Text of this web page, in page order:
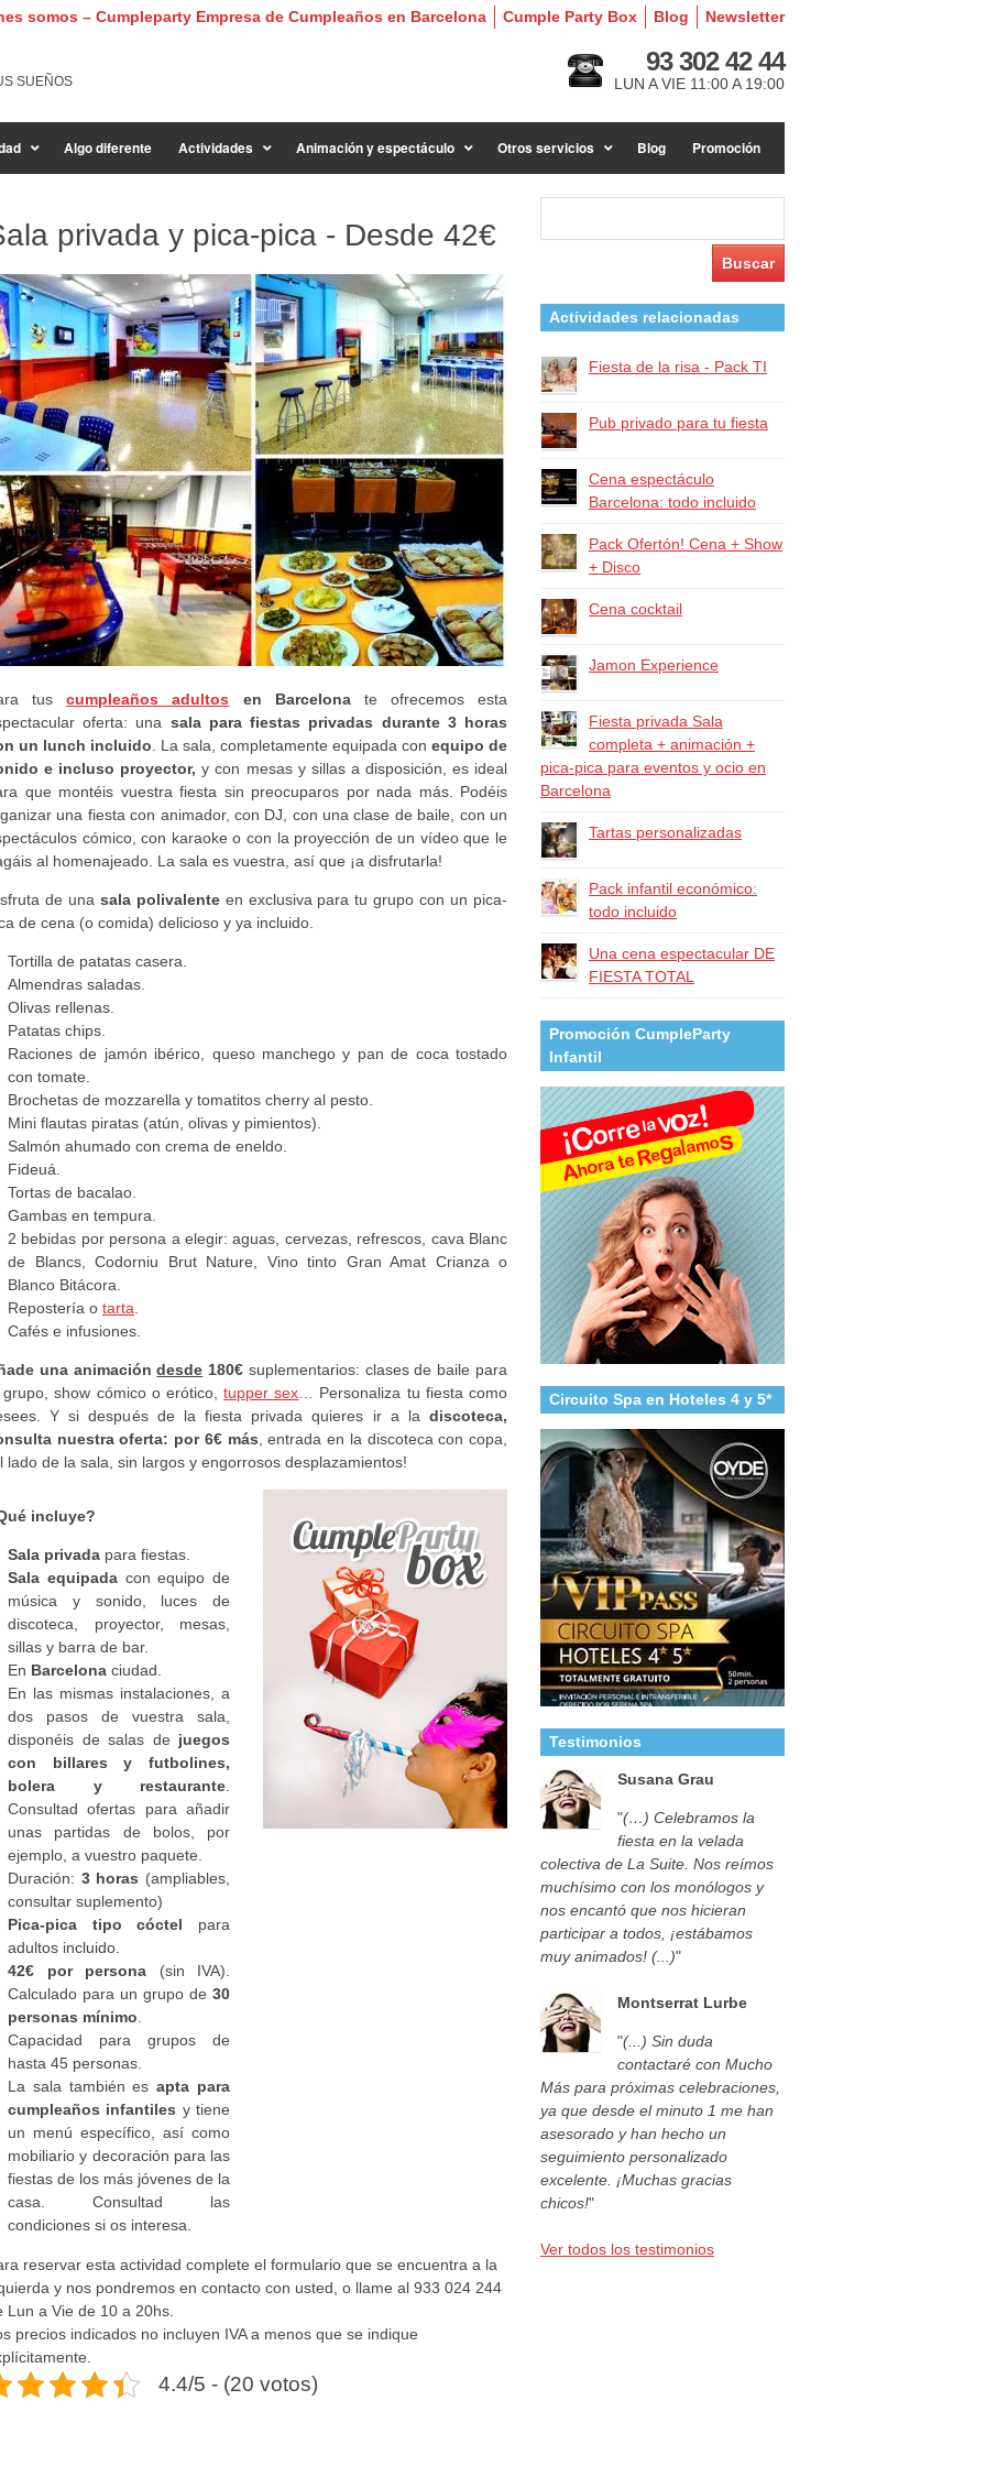
Newsletter
Blog
Cumple Party Box
somos – Cumpleparty Empresa de Cumpleaños en Barcelona
SUEÑOS
93 302 42 44
LUN A VIE 11:00 A 19:00
Algo diferente Actividades Animación y espectáculo Otros servicios Blog Promoción
privada y pica-pica - Desde 42€
tuscumpleaños adultos en Barcelonate ofrecemos esta
oferta: una sala para fiestas privadas durante 3 horas
un lunch incluido . La sala, completamente equipada con equipo de
e incluso proyector, y con mesas y sillas a disposición, es ideal
que montéis vuestra fiesta sin preocuparos por nada más. Podéis
una fiesta con animador, con DJ, con una clase de baile, con un
cómico, con karaoke o con la proyección de un vídeo que le
al homenajeado. La sala es vuestra, así que ¡a disfrutarla!
de una sala polivalenteen exclusiva para tu grupo con un pica-
de cena (o comida) delicioso y ya incluido.
Tortilla de patatas casera.
Almendras saladas.
Olivas rellenas.
Patatas chips.
Raciones de jamón ibérico, queso manchego y pan de coca tostado
con tomate.
Brochetas de mozzarella y tomatitos cherry al pesto.
Mini flautas piratas (atún, olivas y pimientos).
Salmón ahumado con crema de eneldo.
Fideuá.
Tortas de bacalao.
Gambas en tempura.
2 bebidas por persona a elegir: aguas, cervezas, refrescos, cava Blanc
de Blancs, Codorniu Brut Nature, Vino tinto Gran Amat Crianza o
Blanco Bitácora.
Repostería o tarta
Cafés e infusiones.
una animacióndesde 180€ suplementarios: clases de baile para
grupo, show cómico o erótico,tupper sex … Personaliza tu fiesta como
Y si después de la fiesta privada quieres ir a la discoteca,
nuestra oferta: por 6€ más , entrada en la discoteca con copa,
lado de la sala, sin largos y engorrosos desplazamientos!
incluye?
Sala privada para fiestas.
Sala equipadacon equipo de
música y sonido, luces de
discoteca, proyector, mesas,
sillas y barra de bar.
En Barcelona ciudad.
En las mismas instalaciones, a
dos pasos de vuestra sala,
disponéis de salas de juegos
con billares y futbolines,
bolera y restaurante
Consultad ofertas para añadir
unas partidas de bolos, por
ejemplo, a vuestro paquete.
Duración: 3 horas (ampliables,
consultar suplemento)
Pica-pica tipo cóctel para
adultos incluido.
42€ por persona (sin IVA).
Calculado para un grupo de 30
personas mínimo
Capacidad para grupos de
hasta 45 personas.
La sala también esapta para
cumpleaños infantiles y tiene
un menú específico, así como
mobiliario y decoración para las
fiestas de los más jóvenes de la
casa. Consultad las
condiciones si os interesa.
reservar esta actividad complete el formulario que se encuentra a la
y nos pondremos en contacto con usted, o llame al 933 024 244
Lun a Vie de 10 a 20hs.
precios indicados no incluyen IVA a menos que se indique
4.4/5 - (20 votos)
Actividades relacionadas
Fiesta de la risa - Pack TI
Pub privado para tu fiesta
Cena espectáculo
Barcelona: todo incluido
Pack Ofertón! Cena + Show
+ Disco
Cena cocktail
Jamon Experience
Fiesta privada Sala
completa + animación +
pica-pica para eventos y ocio en
Barcelona
Tartas personalizadas
Pack infantil económico:
todo incluido
Una cena espectacular DE
FIESTA TOTAL
Promoción CumpleParty
Infantil
Circuito Spa en Hoteles 4 y 5*
Testimonios
Susana Grau
"(…) Celebramos la
fiesta en la velada
colectiva de La Suite. Nos reímos
muchísimo con los monólogos y
nos encantó que nos hicieran
participar a todos, ¡estábamos
muy animados! (...)"
Montserrat Lurbe
"(...) Sin duda
contactaré con Mucho
Más para próximas celebraciones,
ya que desde el minuto 1 me han
asesorado y han hecho un
seguimiento personalizado
excelente. ¡Muchas gracias
chicos!"
Ver todos los testimonios